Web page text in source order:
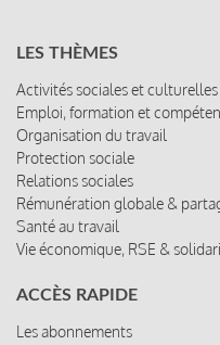
LES THÈMES
Activités sociales et culturelles
Emploi, formation et
Organisation du travail
Protection sociale
Relations sociales
Rémunération globale &
Santé au travail
Vie économique, RSE &
ACCÈS RAPIDE
Les abonnements